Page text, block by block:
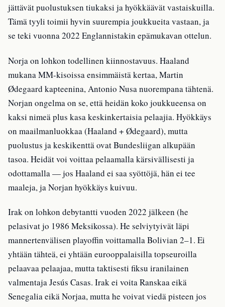
jättävät puolustuksen tiukaksi ja hyökkäävät vastaiskuilla.
Tämä tyyli toimii hyvin suurempia joukkueita vastaan, ja
se teki vuonna 2022 Englannistakin epämukavan ottelun.
Norja on lohkon todellinen kiinnostavuus. Haaland
mukana MM-kisoissa ensimmäistä kertaa, Martin
Ødegaard kapteenina, Antonio Nusa nuorempana tähtenä.
Norjan ongelma on se, että heidän koko joukkueensa on
kaksi nimeä plus kasa keskinkertaisia pelaajia. Hyökkäys
on maailmanluokkaa (Haaland + Ødegaard), mutta
puolustus ja keskikenttä ovat Bundesliigan alkupään
tasoa. Heidät voi voittaa pelaamalla kärsivällisesti ja
odottamalla — jos Haaland ei saa syöttöjä, hän ei tee
maaleja, ja Norjan hyökkäys kuivuu.
Irak on lohkon debytantti vuoden 2022 jälkeen (he
pelasivat jo 1986 Meksikossa). He selviytyivät läpi
mannertenvälisen playoffin voittamalla Bolivian 2–1. Ei
yhtään tähteä, ei yhtään eurooppalaisilla topseuroilla
pelaavaa pelaajaa, mutta taktisesti fiksu iranilainen
valmentaja Jesús Casas. Irak ei voita Ranskaa eikä
Senegalia eikä Norjaa, mutta he voivat viedä pisteen jos